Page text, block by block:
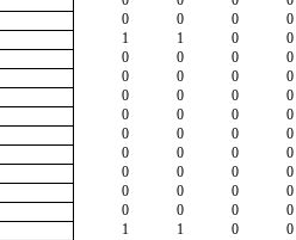
0 0 0 0
1 1 0 0
0 0 0 0
0 0 0 0
0 0 0 0
0 0 0 0
0 0 0 0
0 0 0 0
0 0 0 0
0 0 0 0
0 0 0 0
1 1 0 0